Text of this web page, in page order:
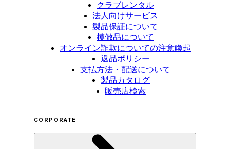
クラブレンタル
法人向けサービス
製品保証について
模倣品について
オンライン詐欺についての注意喚起
返品ポリシー
支払方法・配送について
製品カタログ
販売店検索
CORPORATE